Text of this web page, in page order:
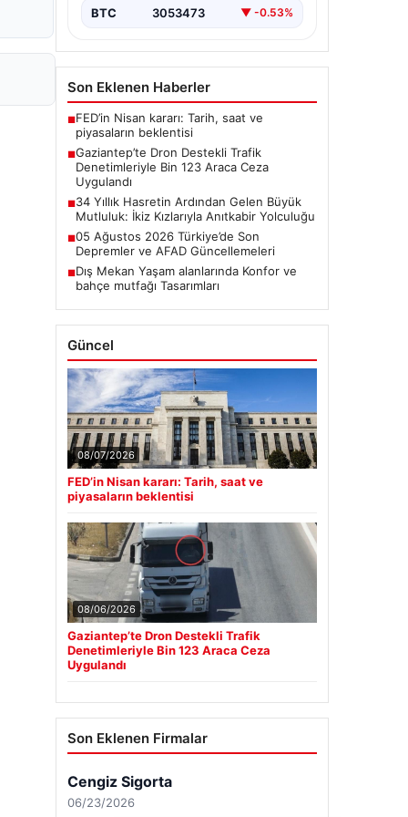
BTC 3053473 ▼ -0.53%
Son Eklenen Haberler
■FED’in Nisan kararı: Tarih, saat ve
piyasaların beklentisi
■Gaziantep’te Dron Destekli Trafik
Denetimleriyle Bin 123 Araca Ceza
Uygulandı
■34 Yıllık Hasretin Ardından Gelen Büyük
Mutluluk: İkiz Kızlarıyla Anıtkabir Yolculuğu
■05 Ağustos 2026 Türkiye’de Son
Depremler ve AFAD Güncellemeleri
■Dış Mekan Yaşam alanlarında Konfor ve
bahçe mutfağı Tasarımları
Güncel
08/07/2026
FED’in Nisan kararı: Tarih, saat ve
piyasaların beklentisi
08/06/2026
Gaziantep’te Dron Destekli Trafik
Denetimleriyle Bin 123 Araca Ceza
Uygulandı
Son Eklenen Firmalar
Cengiz Sigorta
06/23/2026